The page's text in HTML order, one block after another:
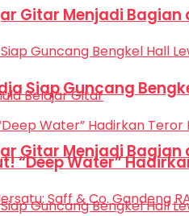
Gitar Menjadi
Gitar Menjadi
Siap Guncang
“Deep Water”